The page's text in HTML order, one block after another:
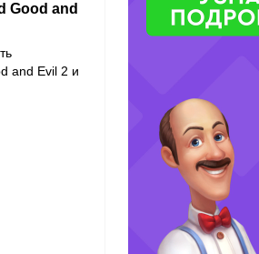
Good and
and Evil 2 и